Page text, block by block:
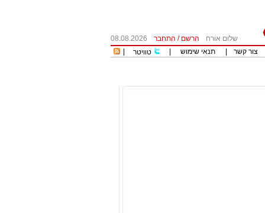
שלום אורח הרשם / התחבר
08.08.2026
צור קשר תנאי שימוש טוויטר